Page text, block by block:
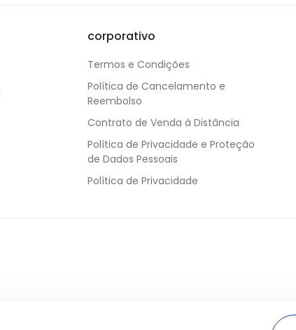
corporativo
Termos e Condições
Política de Cancelamento e
Reembolso
Contrato de Venda à Distância
Política de Privacidade e Proteção
de Dados Pessoais
Política de Privacidade